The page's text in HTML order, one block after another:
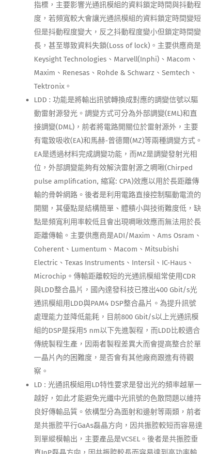
指標，主要影響光通訊模組的資料鎖定時間與抖動程
度，若頻寬較大會讓光通訊模組的資料鎖定時間變短
但是抖動程度變大，反之抖動程度變小但鎖定時間變
長，甚至導致資料失鎖(Loss of lock)。主要供應商是
Keysight Technologies、Marvell(Inphi)、Macom、
Maxim、Renesas、Rohde & Schwarz、Semtech、
Tektronix。
LDD : 功能是將輸出訊號轉換成對應的調變信號以驅
動雷射源發光。調變方式可分為外部調變(EML)和直
接調變(DML)，前者將電路開關位於雷射源外，主要
有電致吸收(EA)和馬赫-曾德爾(MZ)等兩種調變方式。
EA是透過材料完成調變功能，而MZ是調變發射光相
位，外部調變能夠有效解決雷射源之啁啾(Chirped
pulse amplification, 縮寫: CPA)效應以用於長距離傳
輸的骨幹網路。後者是利用電路直接控制驅動電流的
開關，其優點是結構簡單、體積小與技術難度低，缺
點是頻寬利用率較低且會出現啁啾效應而無法用於長
距離傳輸。主要供應商是ADI/Maxim、Ams Osram、
Coherent、Lumentum、Macom、Mitsubishi
Electric、Texas Instruments、Intersil、IC-Haus、
Microchip。傳輸距離較短的光通訊模組常使用CDR
與LDD整合晶片，國內達發科技已推出400 Gbit/s光
通訊模組用LDD與PAM4 DSP整合晶片。為提升訊號
處理能力並降低能耗，目前800 Gbit/s以上光通訊模
組的DSP是採用5 nm以下先進製程，而LDD比較適合
傳統製程生產，因兩者製程差異大而會提高整合於單
一晶片內的困難度，是否會有其他廠商跟進有待觀
察。
LD : 光通訊模組用LD特性要求是發出光的頻率越單一
越好，如此才能避免光纖中光訊號的色散問題以維持
良好傳輸品質。依構型分為面射和邊射等兩類，前者
是共振腔平行GaAs磊晶方向，因共振腔較短而容易達
到單縱模輸出，主要產品是VCSEL。後者是共振腔垂